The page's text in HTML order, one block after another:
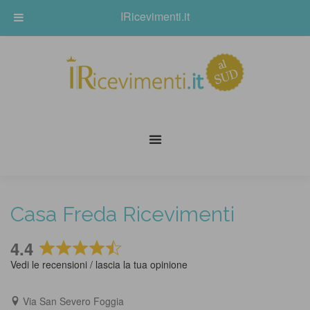
Casa Freda Ricevimenti
4.4
Rated
4.4
of
Vedi le recensioni / lascia la tua opinione
Via San Severo Foggia
IRicevimenti.it